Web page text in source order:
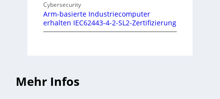
Cybersecurity
Arm-basierte Industriecomputer
erhalten IEC62443-4-2-SL2-Zertifizierung
Mehr Infos